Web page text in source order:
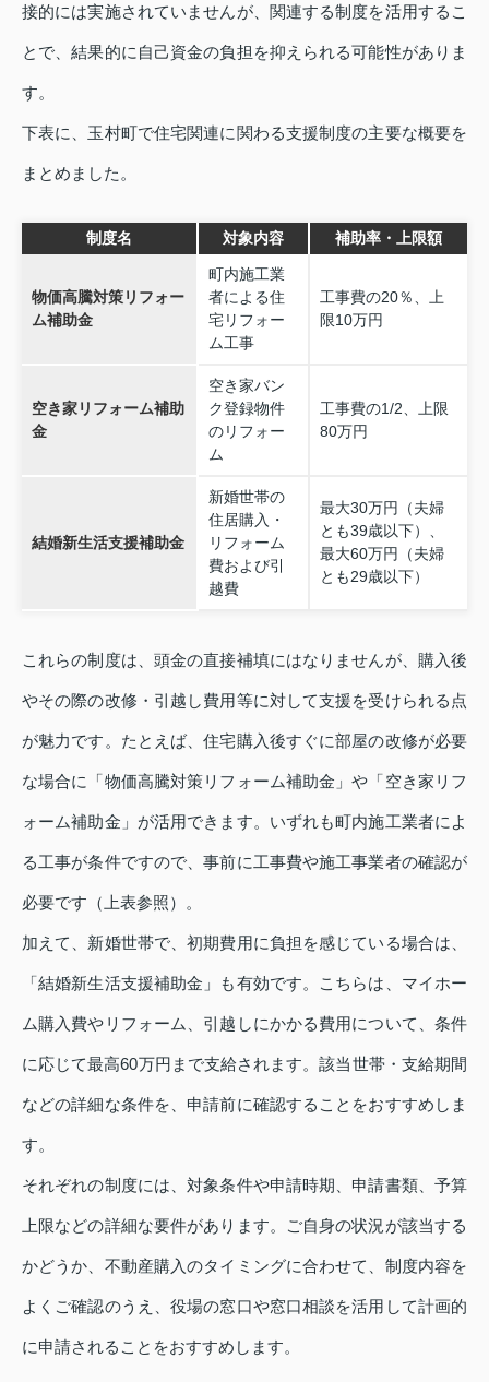
接的には実施されていませんが、関連する制度を活用するこ
とで、結果的に自己資金の負担を抑えられる可能性がありま
す。
下表に、玉村町で住宅関連に関わる支援制度の主要な概要を
まとめました。
制度名 対象内容 補助率・上限額
物価高騰対策リフォー
ム補助金
町内施工業
者による住
宅リフォー
ム工事
工事費の20％、上
限10万円
空き家リフォーム補助
金
空き家バン
ク登録物件
のリフォー
ム
工事費の1/2、上限
80万円
結婚新生活支援補助金
新婚世帯の
住居購入・
リフォーム
費および引
越費
最大30万円（夫婦
とも39歳以下）、
最大60万円（夫婦
とも29歳以下）
これらの制度は、頭金の直接補填にはなりませんが、購入後
やその際の改修・引越し費用等に対して支援を受けられる点
が魅力です。たとえば、住宅購入後すぐに部屋の改修が必要
な場合に「物価高騰対策リフォーム補助金」や「空き家リフ
ォーム補助金」が活用できます。いずれも町内施工業者によ
る工事が条件ですので、事前に工事費や施工事業者の確認が
必要です（上表参照）。
加えて、新婚世帯で、初期費用に負担を感じている場合は、
「結婚新生活支援補助金」も有効です。こちらは、マイホー
ム購入費やリフォーム、引越しにかかる費用について、条件
に応じて最高60万円まで支給されます。該当世帯・支給期間
などの詳細な条件を、申請前に確認することをおすすめしま
す。
それぞれの制度には、対象条件や申請時期、申請書類、予算
上限などの詳細な要件があります。ご自身の状況が該当する
かどうか、不動産購入のタイミングに合わせて、制度内容を
よくご確認のうえ、役場の窓口や窓口相談を活用して計画的
に申請されることをおすすめします。